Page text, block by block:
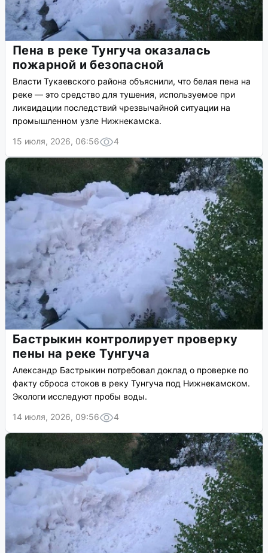
Пена в реке Тунгуча оказалась
пожарной и безопасной
Власти Тукаевского района объяснили, что белая пена на
реке — это средство для тушения, используемое при
ликвидации последствий чрезвычайной ситуации на
промышленном узле Нижнекамска.
15 июля, 2026, 06:56
4
Бастрыкин контролирует проверку
пены на реке Тунгуча
Александр Бастрыкин потребовал доклад о проверке по
факту сброса стоков в реку Тунгуча под Нижнекамском.
Экологи исследуют пробы воды.
14 июля, 2026, 09:56
4